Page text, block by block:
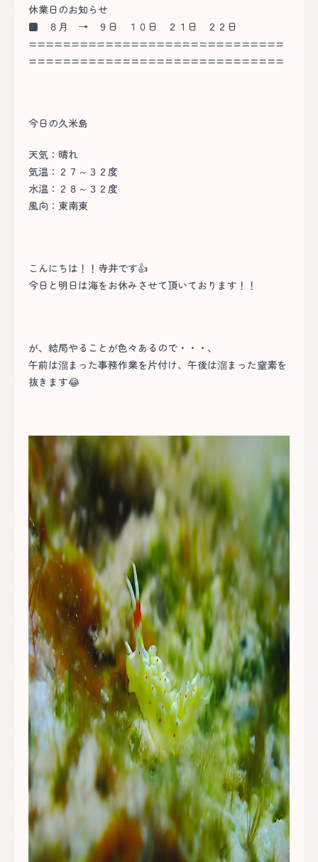
休業日のお知らせ
■ ８月 → ９日 １０日 ２１日 ２２日
==============================
==============================
今日の久米島
天気：晴れ
気温：２７～３２度
水温：２８～３２度
風向：東南東
こんにちは！！寺井です👍
今日と明日は海をお休みさせて頂いております！！
が、結局やることが色々あるので・・・、
午前は溜まった事務作業を片付け、午後は溜まった窒素を
抜きます😂